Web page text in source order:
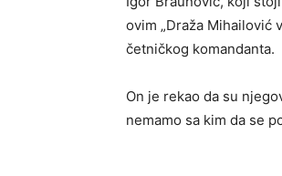
ovim „Draža Mihailović
četničkog komandanta.
On je rekao da su
nemamo sa kim da se